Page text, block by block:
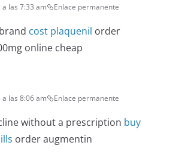
las 7:33 am Enlace permanente
cost plaquenil order
online cheap
las 8:06 am Enlace permanente
without a prescription buy
order augmentin